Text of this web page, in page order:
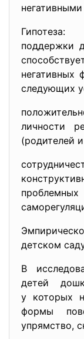
поддержки
негативных
следующих
личности
(родителей
детском
В
детей
у которых
формы
упрямство,